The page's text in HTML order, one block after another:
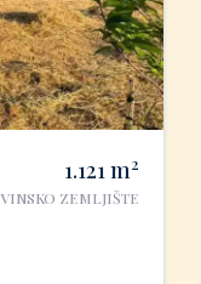
1.121m2
ZEMLJIŠTE